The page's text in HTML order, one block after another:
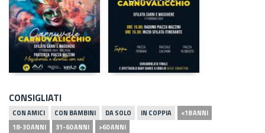
CONSIGLIATI
CON AMICI CON BAMBINI DA SOLO IN COPPIA
<18 ANNI
18-30 ANNI
31-60 ANNI >60 ANNI